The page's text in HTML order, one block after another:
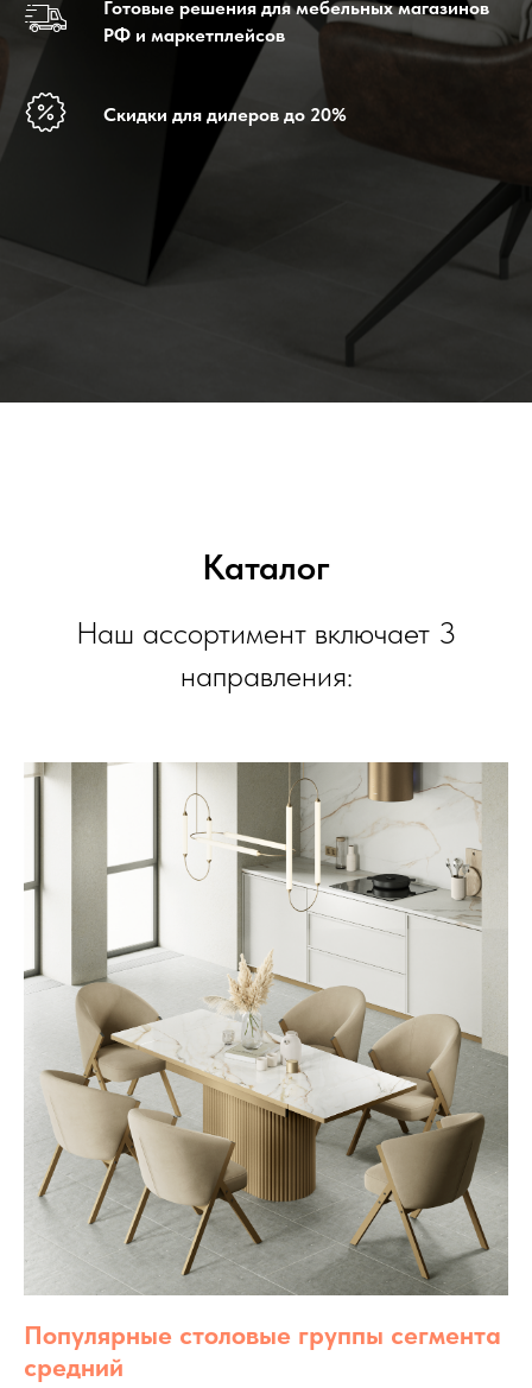
Готовые решения для мебельных магазинов
РФ и маркетплейсов
Скидки для дилеров до 20%
Каталог
Наш ассортимент включает 3
направления:
Популярные столовые группы сегмента
средний